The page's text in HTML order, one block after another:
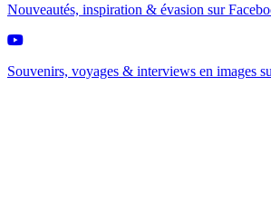
Nouveautés, inspiration & évasion sur
Souvenirs, voyages & interviews en images